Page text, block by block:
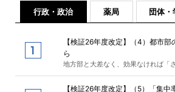
行政・政治 薬局 団体・
【検証26年度改定】（4）都市
ら
地方部と大差なく、効果なければ「
【検証26年度改定】（5）「集